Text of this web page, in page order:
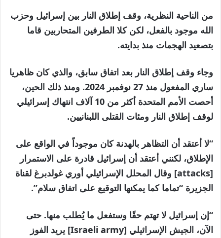
من الناحية النظرية، وقف إطلاق النار بين إسرائيل وحزب
الله موجود بالفعل، لكن كلا الطرفين المتحاربين قاما
بتصعيد الهجمات منذ بدايته.
وجاء وقف إطلاق النار بعد اتفاق سابق، والذي كان ظاهريا
ساري المفعول منذ 27 نوفمبر 2024. ومنذ ذلك الحين،
أحصت الأمم المتحدة أكثر من 10 آلاف انتهاك إسرائيلي
لوقف إطلاق النار ومئات القتلى اللبنانيين.
“لا أعتقد أن التظاهر بالهدنة كان موجوداً في الواقع على
الإطلاق، لكنني أعتقد أن إسرائيل قادرة على الاستمرار
[attacks] وقال المحلل الإسرائيلي أوري غولدبرغ لقناة
الجزيرة “تماما كما يمكنها التوقيع على اتفاق سلام”.
“إن إسرائيل لا تهتم حقًا وستفعل ما يُطلب منها. حتى
الآن، الجيش الإسرائيلي [Israeli army] يريد الفوز